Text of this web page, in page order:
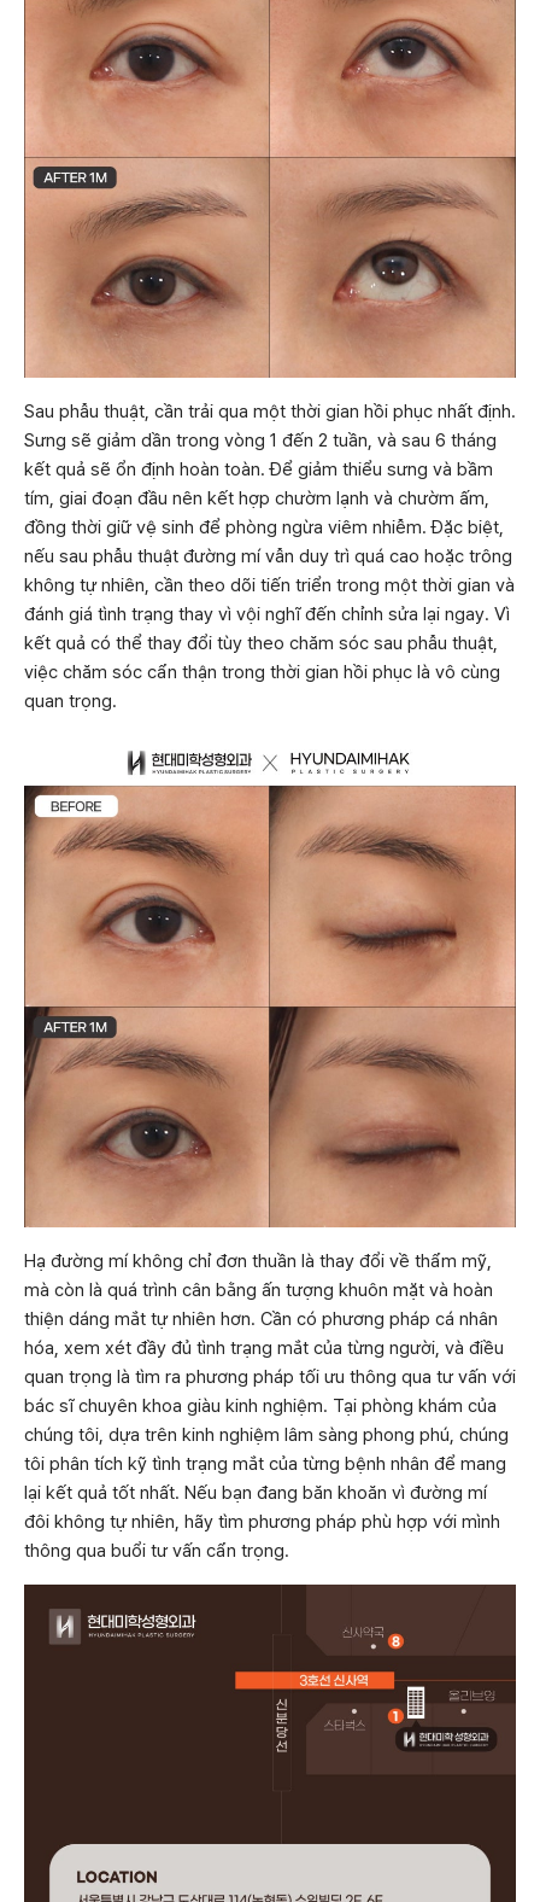
Sau phẫu thuật, cần trải qua một thời gian hồi phục nhất định.
Sưng sẽ giảm dần trong vòng 1 đến 2 tuần, và sau 6 tháng
kết quả sẽ ổn định hoàn toàn. Để giảm thiểu sưng và bầm
tím, giai đoạn đầu nên kết hợp chườm lạnh và chườm ấm,
đồng thời giữ vệ sinh để phòng ngừa viêm nhiễm. Đặc biệt,
nếu sau phẫu thuật đường mí vẫn duy trì quá cao hoặc trông
không tự nhiên, cần theo dõi tiến triển trong một thời gian và
đánh giá tình trạng thay vì vội nghĩ đến chỉnh sửa lại ngay. Vì
kết quả có thể thay đổi tùy theo chăm sóc sau phẫu thuật,
việc chăm sóc cẩn thận trong thời gian hồi phục là vô cùng
quan trọng.
Hạ đường mí không chỉ đơn thuần là thay đổi về thẩm mỹ,
mà còn là quá trình cân bằng ấn tượng khuôn mặt và hoàn
thiện dáng mắt tự nhiên hơn. Cần có phương pháp cá nhân
hóa, xem xét đầy đủ tình trạng mắt của từng người, và điều
quan trọng là tìm ra phương pháp tối ưu thông qua tư vấn với
bác sĩ chuyên khoa giàu kinh nghiệm. Tại phòng khám của
chúng tôi, dựa trên kinh nghiệm lâm sàng phong phú, chúng
tôi phân tích kỹ tình trạng mắt của từng bệnh nhân để mang
lại kết quả tốt nhất. Nếu bạn đang băn khoăn vì đường mí
đôi không tự nhiên, hãy tìm phương pháp phù hợp với mình
thông qua buổi tư vấn cẩn trọng.